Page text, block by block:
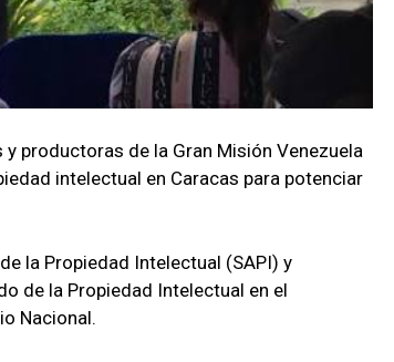
productoras de la Gran Misión Venezuela
intelectual en Caracas para potenciar
la Propiedad Intelectual (SAPI) y
de la Propiedad Intelectual en el
Nacional.